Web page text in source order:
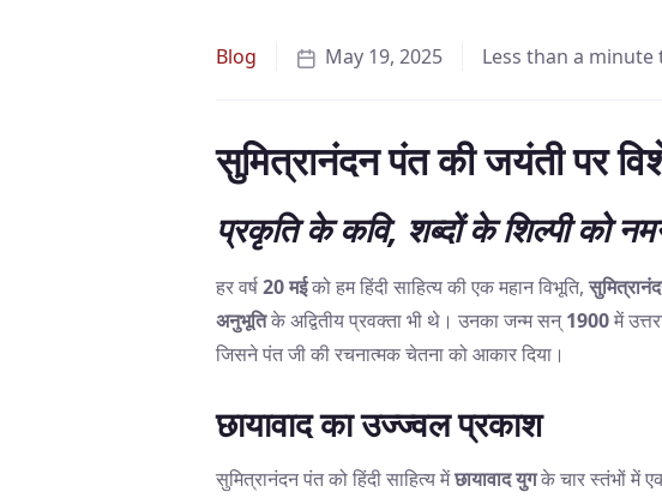
Blog May 19, 2025 Less than a minute
सुमित्रानंदन पंत की जयंती पर
प्रकृति के कवि, शब्दों के शिल्पी को
हर वर्ष20 मईको हम हिंदी साहित्य की एक महान विभूति,
अनुभूतिके अद्वितीय प्रवक्ता भी थे। उनका जन्म सन्1900में
जिसने पंत जी की रचनात्मक चेतना को आकार दिया।
छायावाद का उज्ज्वल प्रकाश
सुमित्रानंदन पंत को हिंदी साहित्य मेंछायावाद युगके चार स्तंभों में